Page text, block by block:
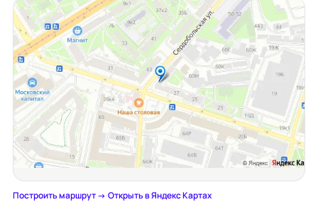
Построить маршрут →·Открыть в Яндекс Картах